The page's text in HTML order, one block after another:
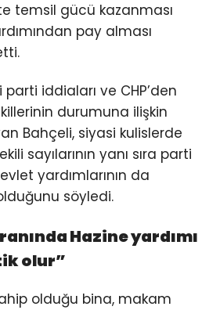
temsil gücü kazanması
pay alması
iddiaları ve CHP’den
durumuna ilişkin
Bahçeli, siyasi kulislerde
sayılarının yanı sıra parti
yardımlarının da
söyledi.
Hazine yardımı
olur”
olduğu bina, makam